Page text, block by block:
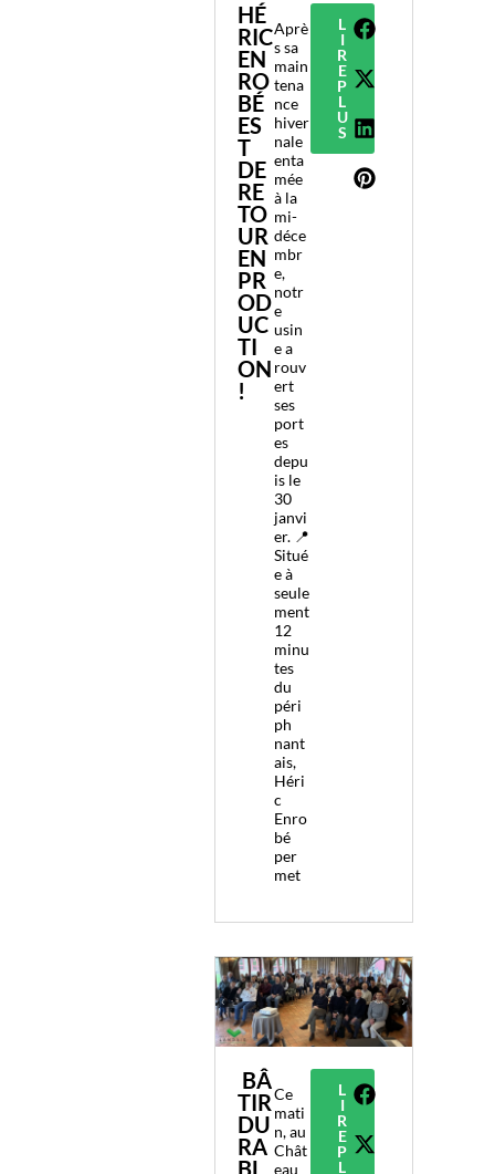
HÉ
RIC
EN
RO
BÉ
ES
T
DE
RE
TO
UR
EN
PR
OD
UC
TI
ON
!
Aprè
s sa
main
tena
nce
hiver
nale
enta
mée
à la
mi-
déce
mbr
e,
notr
e
usin
e a
rouv
ert
ses
port
es
depu
is le
30
janvi
er. 📍
Situé
e à
seule
ment
12
minu
tes
du
péri
ph
nant
ais,
Héri
c
Enro
bé
per
met
L
I
R
E
P
L
U
S
BÂ
TIR
DU
RA
BL
Ce
mati
n, au
Chât
eau
L
I
R
E
P
L